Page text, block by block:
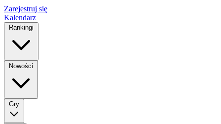
Zarejestruj się
Kalendarz
Rankingi
Nowości
Gry